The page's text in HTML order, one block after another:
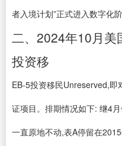
者入境计划”正式进入数字化
二、2024年10月美
投资移
EB-5投资移民Unreserved,
证项目。排期情况如下: 继4
一直原地不动,表A停留在